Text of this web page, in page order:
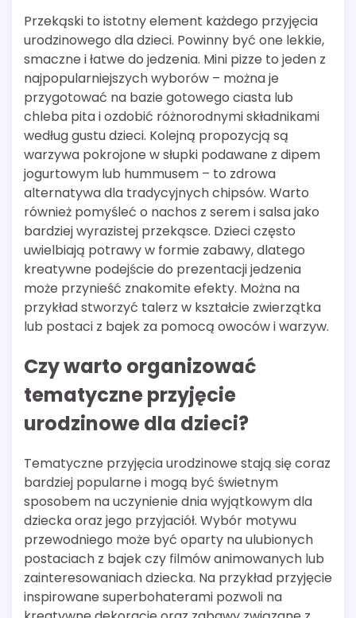
Przekąski to istotny element każdego przyjęcia
urodzinowego dla dzieci. Powinny być one lekkie,
smaczne i łatwe do jedzenia. Mini pizze to jeden z
najpopularniejszych wyborów – można je
przygotować na bazie gotowego ciasta lub
chleba pita i ozdobić różnorodnymi składnikami
według gustu dzieci. Kolejną propozycją są
warzywa pokrojone w słupki podawane z dipem
jogurtowym lub hummusem – to zdrowa
alternatywa dla tradycyjnych chipsów. Warto
również pomyśleć o nachos z serem i salsa jako
bardziej wyrazistej przekąsce. Dzieci często
uwielbiają potrawy w formie zabawy, dlatego
kreatywne podejście do prezentacji jedzenia
może przynieść znakomite efekty. Można na
przykład stworzyć talerz w kształcie zwierzątka
lub postaci z bajek za pomocą owoców i warzyw.
Czy warto organizować
tematyczne przyjęcie
urodzinowe dla dzieci?
Tematyczne przyjęcia urodzinowe stają się coraz
bardziej popularne i mogą być świetnym
sposobem na uczynienie dnia wyjątkowym dla
dziecka oraz jego przyjaciół. Wybór motywu
przewodniego może być oparty na ulubionych
postaciach z bajek czy filmów animowanych lub
zainteresowaniach dziecka. Na przykład przyjęcie
inspirowane superbohaterami pozwoli na